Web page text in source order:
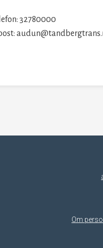
32780000
Om